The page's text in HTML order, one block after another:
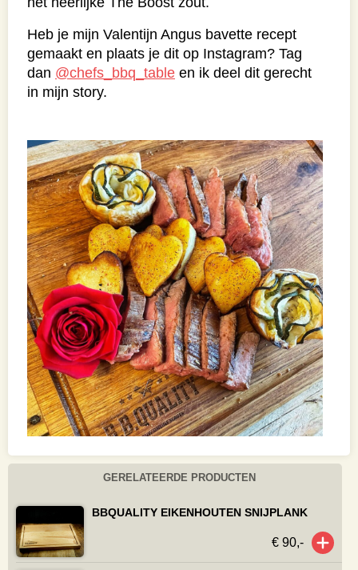
Heb je mijn Valentijn Angus bavette recept
gemaakt en plaats je dit op Instagram? Tag
dan @chefs_bbq_table en ik deel dit gerecht
in mijn story.
GERELATEERDE PRODUCTEN
BBQUALITY EIKENHOUTEN SNIJPLANK
€ 90,-